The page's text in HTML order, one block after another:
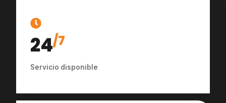
24/7
Servicio disponible